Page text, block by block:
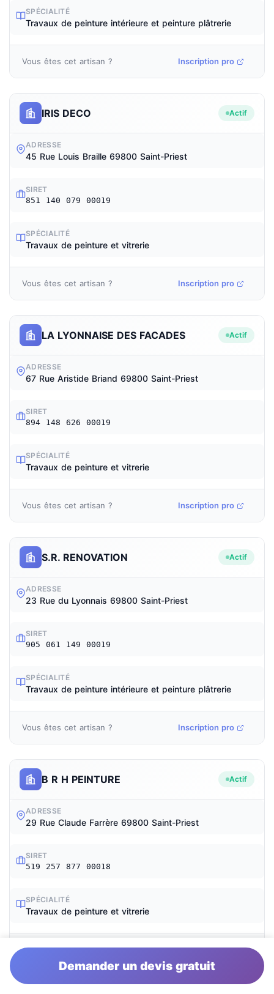
SPÉCIALITÉ
Travaux de peinture intérieure et peinture plâtrerie
Vous êtes cet artisan ? Inscription pro
IRIS DECO Actif
ADRESSE
45 Rue Louis Braille 69800 Saint-Priest
SIRET
851 140 079 00019
SPÉCIALITÉ
Travaux de peinture et vitrerie
Vous êtes cet artisan ? Inscription pro
LA LYONNAISE DES FACADES Actif
ADRESSE
67 Rue Aristide Briand 69800 Saint-Priest
SIRET
894 148 626 00019
SPÉCIALITÉ
Travaux de peinture et vitrerie
Vous êtes cet artisan ? Inscription pro
S.R. RENOVATION Actif
ADRESSE
23 Rue du Lyonnais 69800 Saint-Priest
SIRET
905 061 149 00019
SPÉCIALITÉ
Travaux de peinture intérieure et peinture plâtrerie
Vous êtes cet artisan ? Inscription pro
B R H PEINTURE Actif
ADRESSE
29 Rue Claude Farrère 69800 Saint-Priest
SIRET
519 257 877 00018
SPÉCIALITÉ
Travaux de peinture et vitrerie
Vous êtes cet artisan ? Inscription pro
Demander un devis gratuit